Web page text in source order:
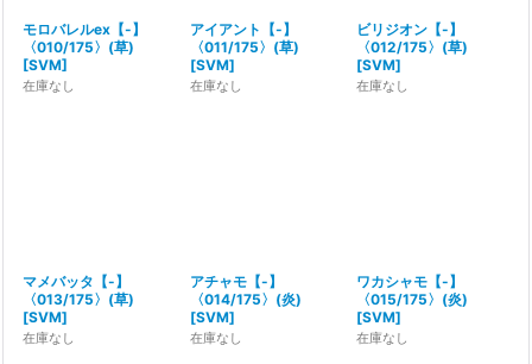
モロバレルex【-】
〈010/175〉(草)
[SVM]
在庫なし
アイアント【-】
〈011/175〉(草)
[SVM]
在庫なし
ビリジオン【-】
〈012/175〉(草)
[SVM]
在庫なし
マメバッタ【-】
〈013/175〉(草)
[SVM]
在庫なし
アチャモ【-】
〈014/175〉(炎)
[SVM]
在庫なし
ワカシャモ【-】
〈015/175〉(炎)
[SVM]
在庫なし